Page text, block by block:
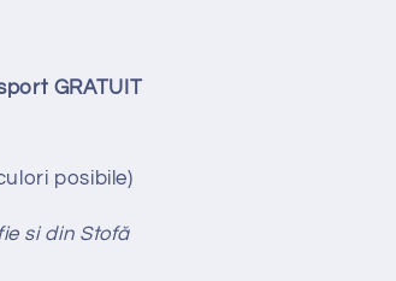
GRATUIT
posibile)
si din Stofă